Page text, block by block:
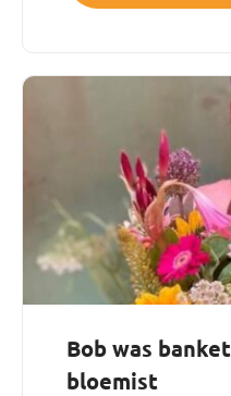
Bob was
bloemist